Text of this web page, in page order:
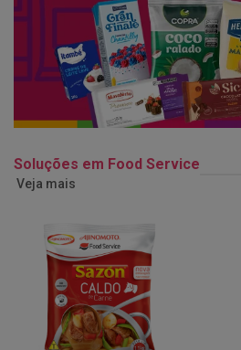
Soluções em Food Service
Veja mais